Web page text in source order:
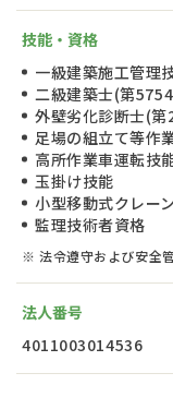
技能・資格
一級建築施工管理
二級建築士(第
外壁劣化診断士(
足場の組立て等作
高所作業車運転技
玉掛け技能
小型移動式クレー
監理技術者資格
※ 法令遵守および安全
法人番号
4011003014536